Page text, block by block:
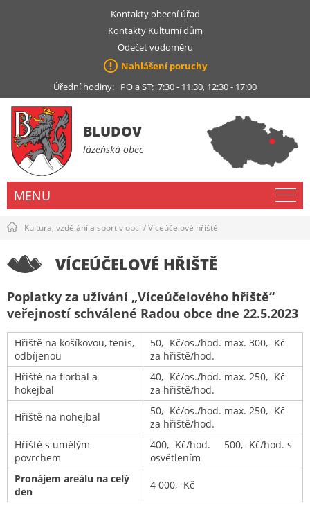
Kontakty obecní úřad
Kontakty Kulturní dům
Odečet vodoměru
Nahlášení poruchy
Úřední hodiny: PO a ST: 7:30 - 11:30, 12:30 - 17:00
BLUDOV
lázeňská obec
MENU
Kultura, vzdělání a sport v obci /Víceúčelové hřiště
VÍCEÚČELOVÉ HŘIŠTĚ
Poplatky za užívání „Víceúčelového hřiště“
veřejností schválené Radou obce dne 22.5.2023
Hřiště na košíkovou, tenis,
odbíjenou
50,- Kč/os./hod. max. 300,- Kč
za hřiště/hod.
Hřiště na florbal a
hokejbal
40,- Kč/os./hod. max. 250,- Kč
za hřiště/hod.
Hřiště na nohejbal
50,- Kč/os./hod. max. 250,- Kč
za hřiště/hod.
Hřiště s umělým
povrchem
400,- Kč/hod. 500,- Kč/hod. s
osvětlením
Pronájem areálu na celý
den
4 000,- Kč